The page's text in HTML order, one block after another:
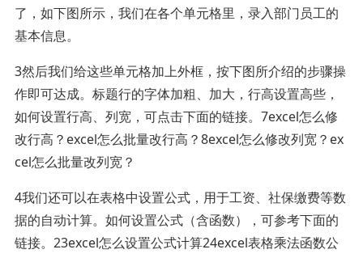
了，如下图所示，我们在各个单元格里，录入部门员工的
基本信息。
3然后我们给这些单元格加上外框，按下图所介绍的步骤操
作即可达成。标题行的字体加粗、加大，行高设置高些，
如何设置行高、列宽，可点击下面的链接。7excel怎么修
改行高？excel怎么批量改行高？8excel怎么修改列宽？ex
cel怎么批量改列宽？
4我们还可以在表格中设置公式，用于工资、社保缴费等数
据的自动计算。如何设置公式（含函数），可参考下面的
链接。23excel怎么设置公式计算24excel表格乘法函数公